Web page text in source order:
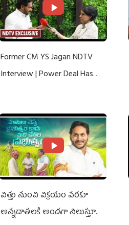
Former CM YS Jagan NDTV
Interview | Power Deal Has
విత్తు నుంచి విక్రయం వరకూ
అన్నదాతలకి అండగా నిలుస్తూ..